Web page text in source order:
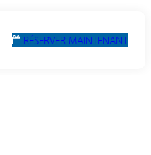
RÉSERVER MAINTENANT